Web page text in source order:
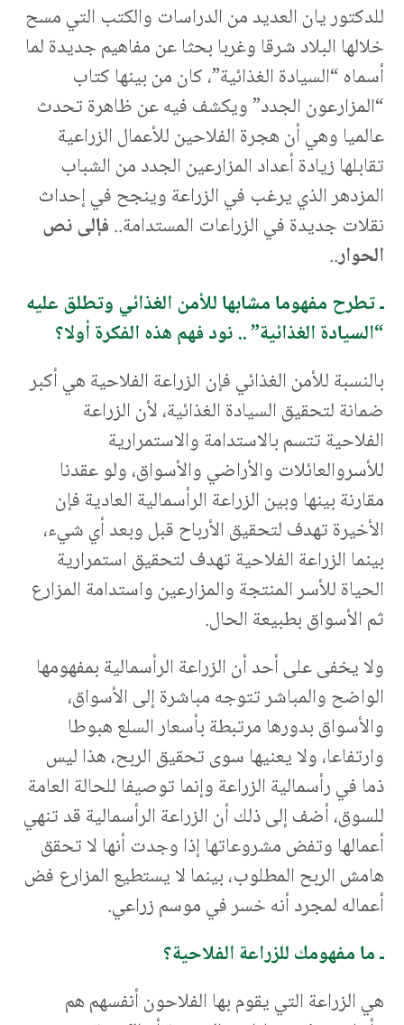
للدكتور يان العديد من الدراسات والكتب التي مسح
خلالها البلاد شرقا وغربا بحثا عن مفاهيم جديدة لما
أسماه “السيادة الغذائية”، كان من بينها كتاب
“المزارعون الجدد” ويكشف فيه عن ظاهرة تحدث
عالميا وهي أن هجرة الفلاحين للأعمال الزراعية
تقابلها زيادة أعداد المزارعين الجدد من الشباب
المزدهر الذي يرغب في الزراعة وينجح في إحداث
نقلات جديدة في الزراعات المستدامة..فإلىنص
الحوار..
ـ تطرح مفهوما مشابها للأمن الغذائي وتطلق عليه
“السيادة الغذائية” .. نود فهم هذه الفكرة أولا؟
بالنسبة للأمن الغذائي فإن الزراعة الفلاحية هي أكبر
ضمانة لتحقيق السيادة الغذائية، لأن الزراعة
الفلاحية تتسم بالاستدامة والاستمرارية
للأسروالعائلات والأراضي والأسواق، ولو عقدنا
مقارنة بينها وبين الزراعة الرأسمالية العادية فإن
الأخيرة تهدف لتحقيق الأرباح قبل وبعد أي شيء،
بينما الزراعة الفلاحية تهدف لتحقيق استمرارية
الحياة للأسر المنتجة والمزارعين واستدامة المزارع
ثم الأسواق بطبيعة الحال.
ولا يخفى على أحد أن الزراعة الرأسمالية بمفهومها
الواضح والمباشر تتوجه مباشرة إلى الأسواق،
والأسواق بدورها مرتبطة بأسعار السلع هبوطا
وارتفاعا، ولا يعنيها سوى تحقيق الربح، هذا ليس
ذما في رأسمالية الزراعة وإنما توصيفا للحالة العامة
للسوق، أضف إلى ذلك أن الزراعة الرأسمالية قد تنهي
أعمالها وتفض مشروعاتها إذا وجدت أنها لا تحقق
هامش الربح المطلوب، بينما لا يستطيع المزارع فض
أعماله لمجرد أنه خسر في موسم زراعي.
ـ ما مفهومك للزراعة الفلاحية؟
هي الزراعة التي يقوم بها الفلاحون أنفسهم هم